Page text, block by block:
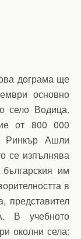
дограма ще
основно
село Водица.
от 800 000
Ринкър Ашли
се изпълнява
им
в
представител
В учебното
околни села: